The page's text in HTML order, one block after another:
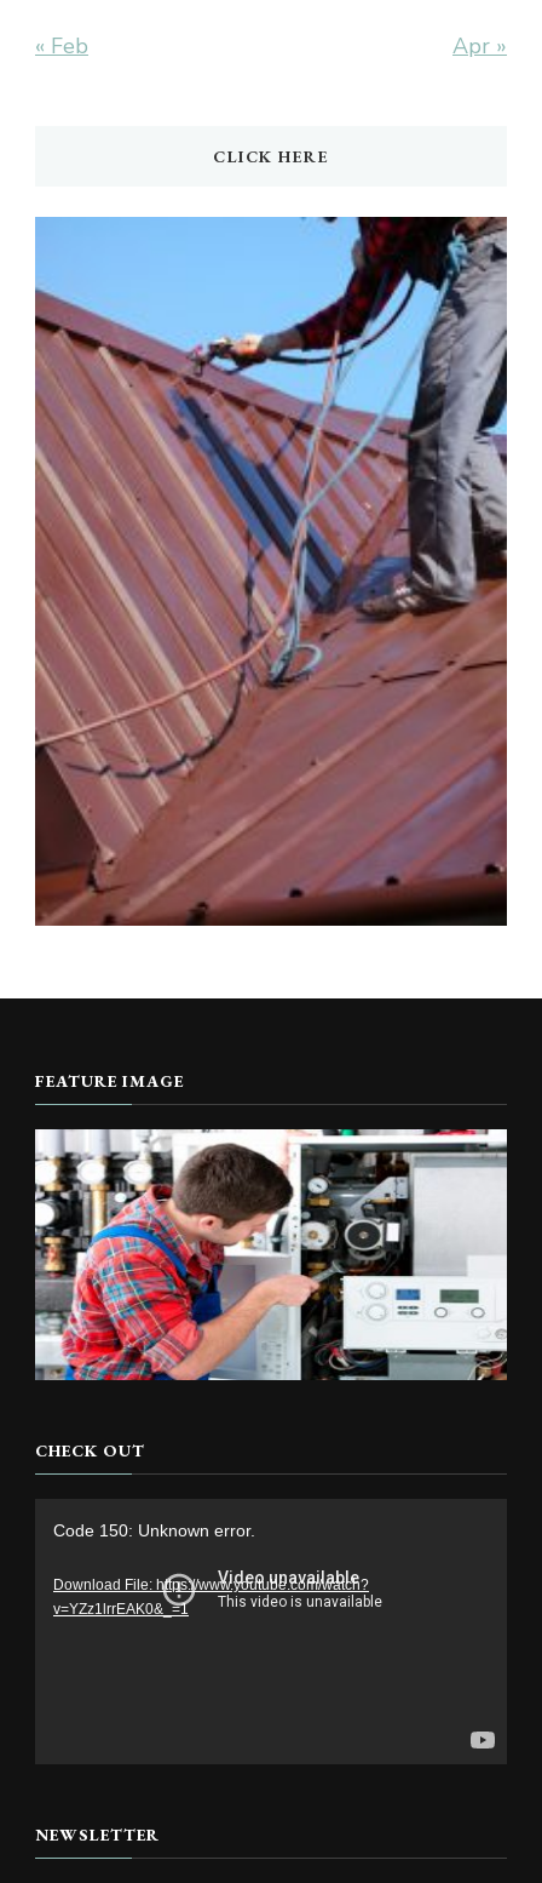
« Feb Apr »
CLICK HERE
FEATURE IMAGE
CHECK OUT
Code 150: Unknown error.
Download File: https://www.youtube.com/watch?
v=YZz1lrrEAK0&_=1
NEWSLETTER